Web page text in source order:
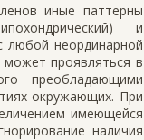
иные паттерны
и
любой неординарной
может проявляться в
преобладающими
окружающих. При
имеющейся
наличия